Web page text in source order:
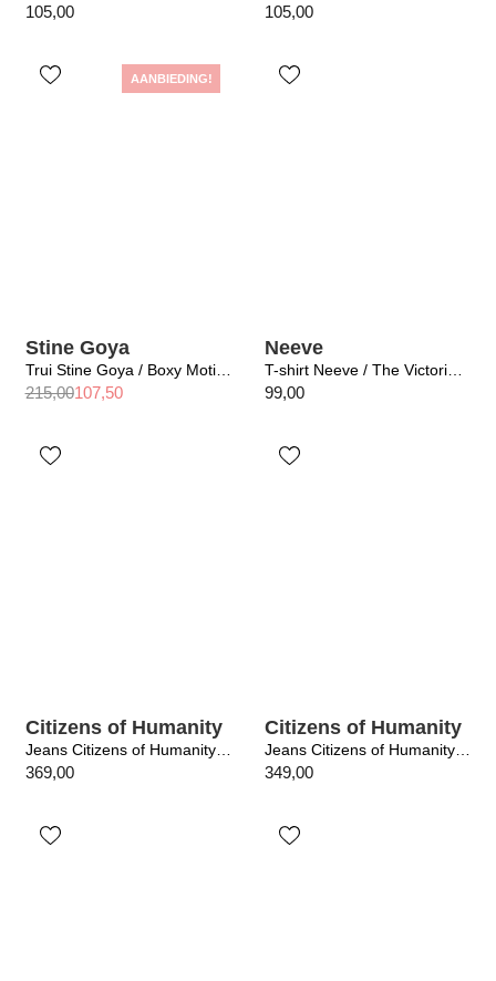
105,00 105,00
AANBIEDING!
Stine Goya
Trui Stine Goya / Boxy Motif Sweater Equestrian Stripes
215,00107,50
Neeve
99,00
Citizens of Humanity
Jeans Citizens of Humanity / Ayla Baggy Lighthouse
369,00
Citizens of Humanity
Jeans Citizens of Humanity / Annina 33in Jete
349,00